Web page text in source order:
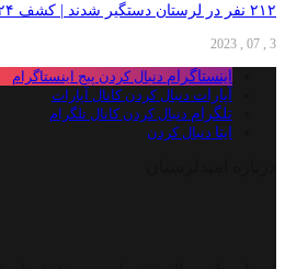
۲۱۲ نفر در لرستان دستگیر شدند | کشف ۲۴ قبضه اسلحه از…
3 , 07 , 2023
اینستاگرام دنبال کردن پیج اینستاگرام
آپارات دنبال کردن کانال آپارات
تلگرام دنبال کردن کانال تلگرام
ایتا دنبال کردن